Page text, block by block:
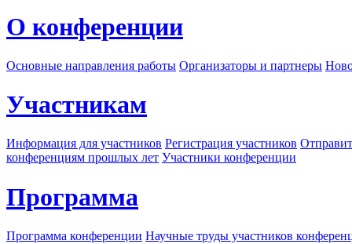
О конференции
Основные направления работы Организаторы и партнеры
Участникам
Информация для участников Регистрация участников
конференциям прошлых лет Участники конференции
Программа
Программа конференции Научные труды участников